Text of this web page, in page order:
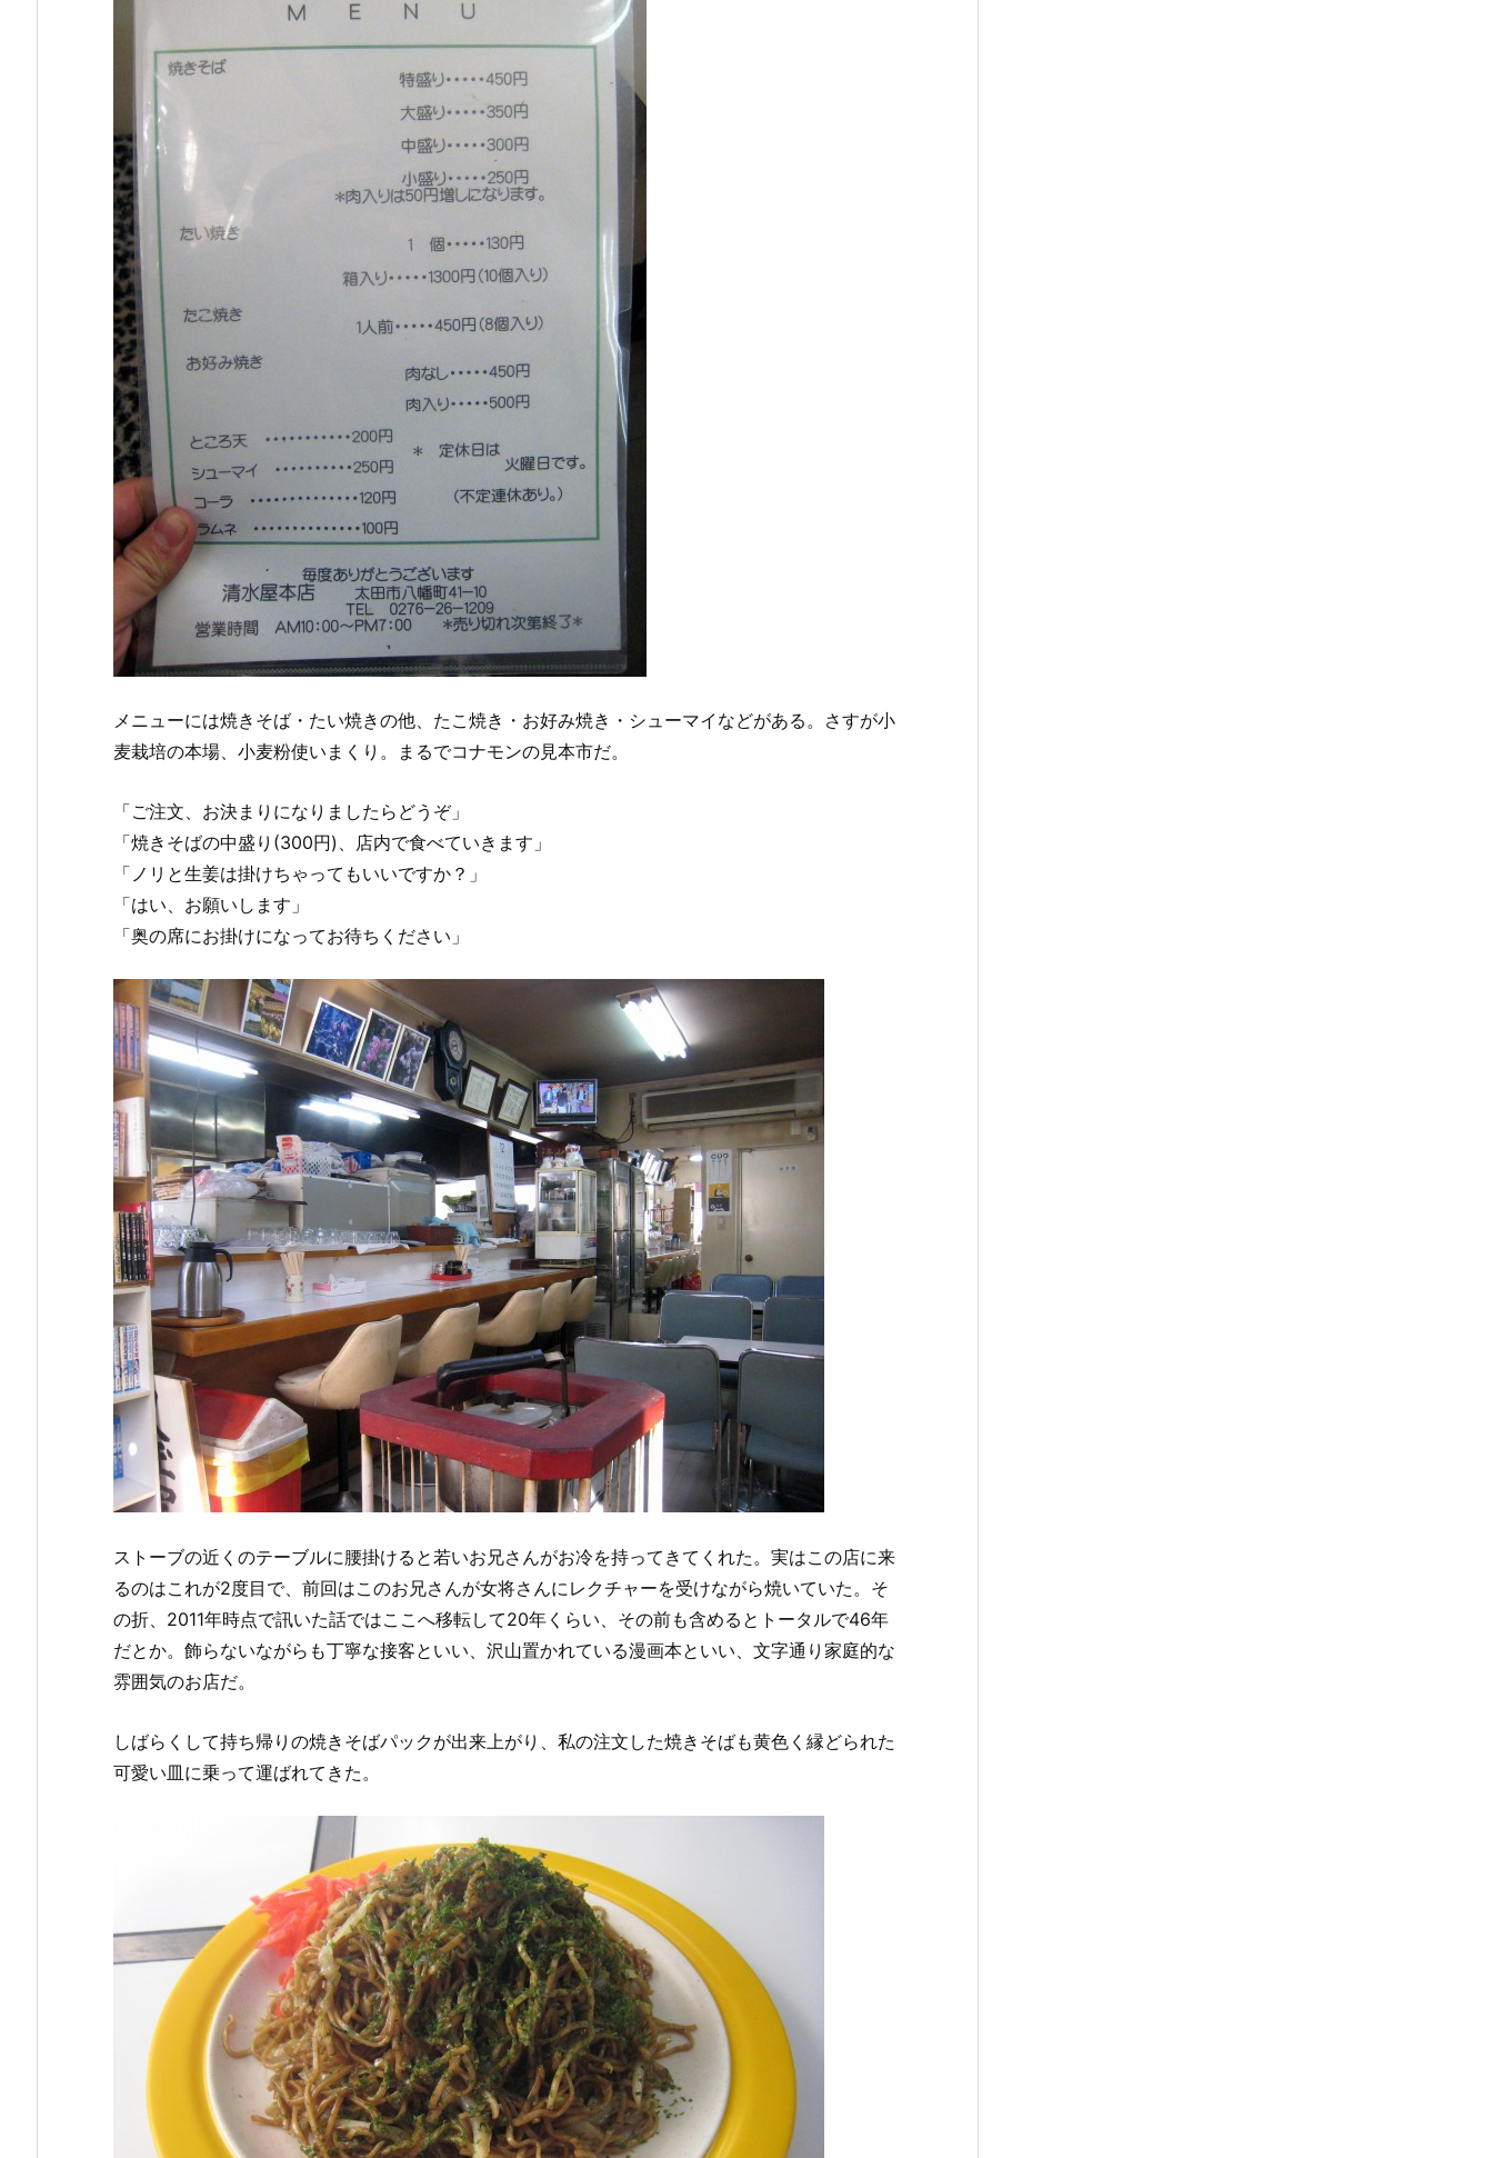
メニューには焼きそば・たい焼きの他、たこ焼き・お好み焼き・シューマイなどがある。さすが小
麦栽培の本場、小麦粉使いまくり。まるでコナモンの見本市だ。
「ご注文、お決まりになりましたらどうぞ」
「焼きそばの中盛り(300円)、店内で食べていきます」
「ノリと生姜は掛けちゃってもいいですか？」
「はい、お願いします」
「奥の席にお掛けになってお待ちください」
ストーブの近くのテーブルに腰掛けると若いお兄さんがお冷を持ってきてくれた。実はこの店に来
るのはこれが2度目で、前回はこのお兄さんが女将さんにレクチャーを受けながら焼いていた。そ
の折、2011年時点で訊いた話ではここへ移転して20年くらい、その前も含めるとトータルで46年
だとか。飾らないながらも丁寧な接客といい、沢山置かれている漫画本といい、文字通り家庭的な
雰囲気のお店だ。
しばらくして持ち帰りの焼きそばパックが出来上がり、私の注文した焼きそばも黄色く縁どられた
可愛い皿に乗って運ばれてきた。